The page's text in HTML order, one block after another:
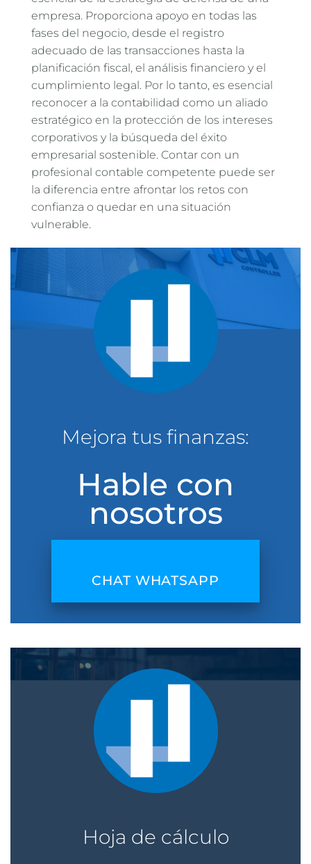
empresa. Proporciona apoyo en todas las
fases del negocio, desde el registro
adecuado de las transacciones hasta la
planificación fiscal, el análisis financiero y el
cumplimiento legal. Por lo tanto, es esencial
reconocer a la contabilidad como un aliado
estratégico en la protección de los intereses
corporativos y la búsqueda del éxito
empresarial sostenible. Contar con un
profesional contable competente puede ser
la diferencia entre afrontar los retos con
confianza o quedar en una situación
vulnerable.
Mejora tus finanzas:
Hable con
nosotros
CHAT WHATSAPP
Hoja de cálculo